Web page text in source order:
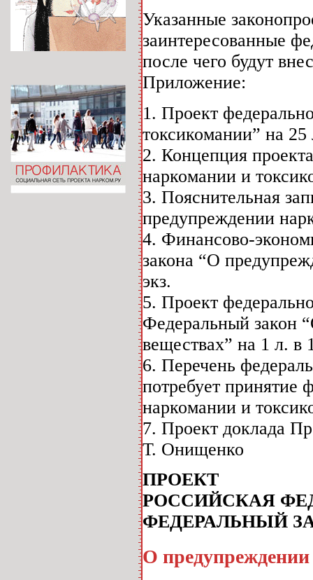
Указанные
заинтересованные
после чего будут
Приложение:
1. Проект
токсикомании” на 25
2. Концепция
наркомании и
3. Пояснительная
предупреждении
4. Финансово-
закона “О
экз.
5. Проект
Федеральный закон
веществах” на 1 л. в
6. Перечень
потребует принятие
наркомании и
7. Проект доклада
Т. Онищенко
ПРОЕКТ
РОССИЙСКАЯ
ФЕДЕРАЛЬНЫЙ
О